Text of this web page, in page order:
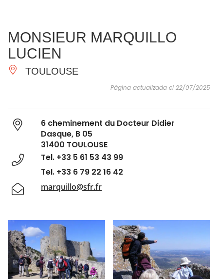
IMPRESCINDIBLES
HACER
INSPIRACIONES
MONSIEUR MARQUILLO
LUCIEN
TOULOUSE
Página actualizada el 22/07/2025
6 cheminement du Docteur Didier
Dasque, B 05
31400 TOULOUSE
Tel. +33 5 61 53 43 99
Tel. +33 6 79 22 16 42
marquillo@sfr.fr